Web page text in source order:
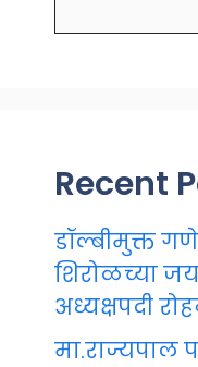
Recent
डॉल्बीमुक्त
शिरोळच्या
अध्यक्षपदी
मा.राज्यपाल